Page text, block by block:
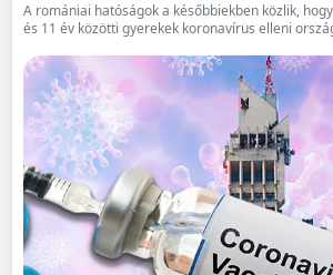
A romániai hatóságok a későbbiekben közlik,
és 11 év közötti gyerekek koronavírus elleni